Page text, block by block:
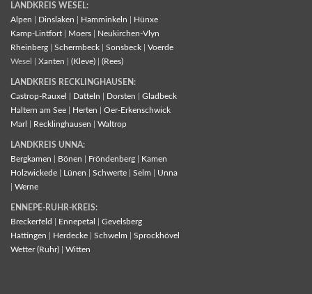
LANDKREIS WESEL:
Alpen
Dinslaken Hamminkeln
Hünxe
Kamp-Lintfort
Moers
Neukirchen-Vlyn
Rheinberg
Schermbeck Sonsbeck
Voerde
Wesel | Xanten (Kleve) (Rees)
LANDKREIS RECKLINGHAUSEN:
Castrop-Rauxel
Datteln Dorsten
Gladbeck
Haltern am See
Herten
Oer-Erkenschwick
Marl
Recklinghausen Waltrop
LANDKREIS UNNA:
Bergkamen
Bönen Fröndenberg
Kamen
Holzwickede
Lünen Schwerte Selm
Unna
Werne
ENNEPE-RUHR-KREIS:
Breckerfeld
Ennepetal
Gevelsberg
Hattingen
Herdecke Schwelm
Sprockhövel
Wetter (Ruhr)
Witten